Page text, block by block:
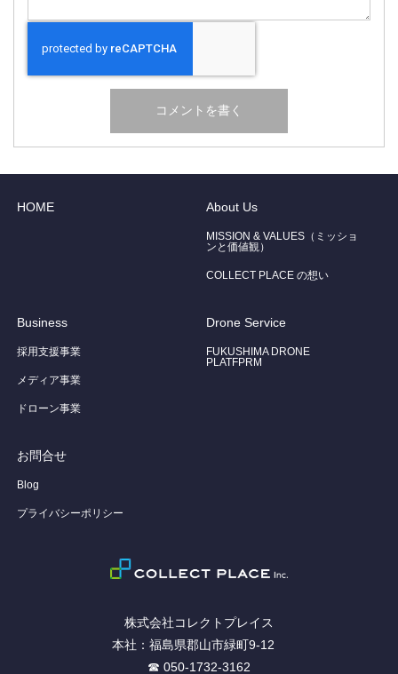
HOME About Us
MISSION & VALUES（ミッショ
ンと価値観）
COLLECT PLACE の想い
Business
採用支援事業
メディア事業
ドローン事業
Drone Service
FUKUSHIMA DRONE
PLATFPRM
お問合せ
Blog
プライバシーポリシー
株式会社コレクトプレイス
本社：福島県郡山市緑町9-12
☎ 050-1732-3162